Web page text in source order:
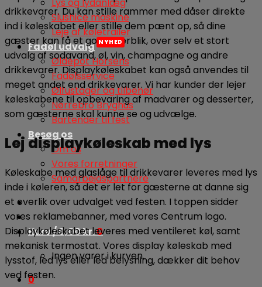
Slushice maskine
Leje af køletrailer
Fadøl udvalg
Øldepot Horsens
Fadølsservice
Ølfustager og tilbehør
Nørrebro Bryghus
Bartender til fest
Besøg os
Om os
Vores forretninger
Samarbejdspartnere
Kurv /0,00kr.0
Ingen varer i kurven.
0
drikkevarer. Du kan stille rammer med dåser direkte
ind i køleskabet eller stille dem pænt op, så dine
gæster kan få et godt overblik, over selv et stort
udvalg af sodavand, øl, vin, champagne og andre
drikkevarer. Displaykøleskabet kan også anvendes til
meget andet end drikkevarer. Vi har kunder der lejer
køleskabene til opbevaring af madvarer og desserter,
som gæsterne skal kunne se og udvælge.
Lej displaykøleskab med lys
Køleskabe med glaslåge til drikkevarer leveres med lys
inde i køleren, så det er let for gæsterne at danne sig
et overlik over udvalget ved festen. I toppen sidder
vores reklamebanner, med vores Centrum logo.
Displaykøleskabet leveres med ventileret køl, samt
mekanisk termostat. Vores display køleskab med
lysstof, led lys eller led belysning, dækker dit behov
ved festen.